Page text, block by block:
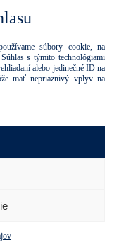
súbory cookie, na
s týmito technológiami
alebo jedinečné ID na
mať nepriaznivý vplyv na
na marketingové
Google a